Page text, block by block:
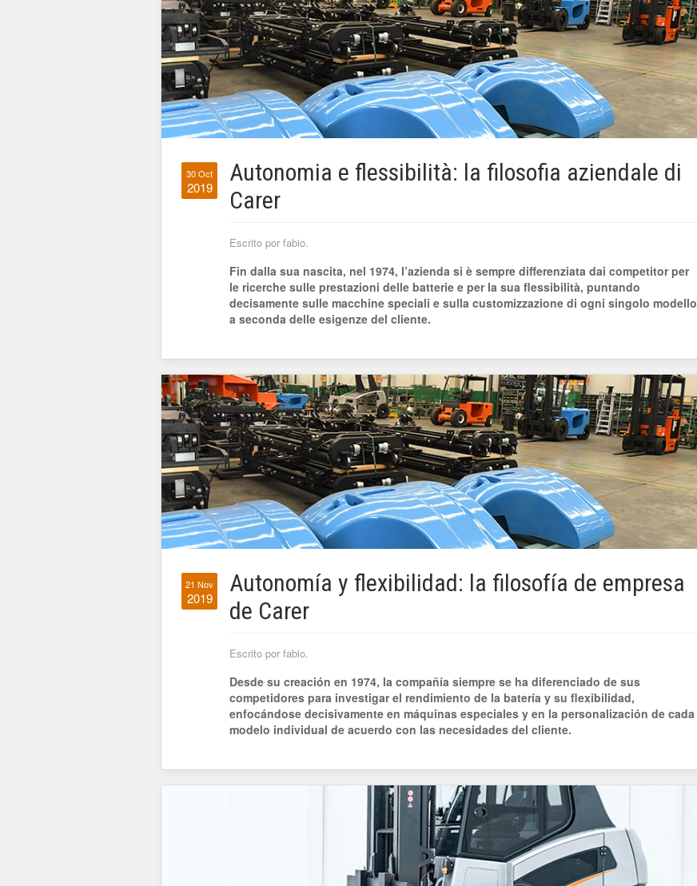
30 Oct
2019
Autonomia e flessibilità: la filosofia aziendale di
Carer
Escrito por fabio.
Fin dalla sua nascita, nel 1974, l’azienda si è sempre differenziata dai competitor per
le ricerche sulle prestazioni delle batterie e per la sua flessibilità, puntando
decisamente sulle macchine speciali e sulla customizzazione di ogni singolo modello
a seconda delle esigenze del cliente.
21 Nov
2019
Autonomía y flexibilidad: la filosofía de empresa
de Carer
Escrito por fabio.
Desde su creación en 1974, la compañía siempre se ha diferenciado de sus
competidores para investigar el rendimiento de la batería y su flexibilidad,
enfocándose decisivamente en máquinas especiales y en la personalización de cada
modelo individual de acuerdo con las necesidades del cliente.